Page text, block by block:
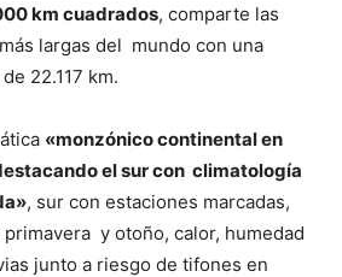
km cuadrados, comparte las
largas del mundo con una
22.117 km.
«monzónico continental en
el sur con climatología
, sur con estaciones marcadas,
y otoño, calor, humedad
junto a riesgo de tifones en